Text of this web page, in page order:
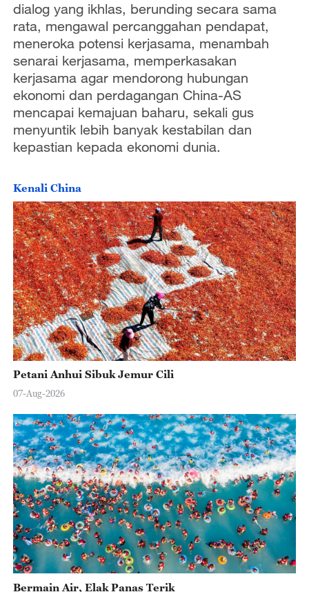
dialog yang ikhlas, berunding secara sama
rata, mengawal percanggahan pendapat,
meneroka potensi kerjasama, menambah
senarai kerjasama, memperkasakan
kerjasama agar mendorong hubungan
ekonomi dan perdagangan China-AS
mencapai kemajuan baharu, sekali gus
menyuntik lebih banyak kestabilan dan
kepastian kepada ekonomi dunia.
Kenali China
Petani Anhui Sibuk Jemur Cili
07-Aug-2026
Bermain Air, Elak Panas Terik